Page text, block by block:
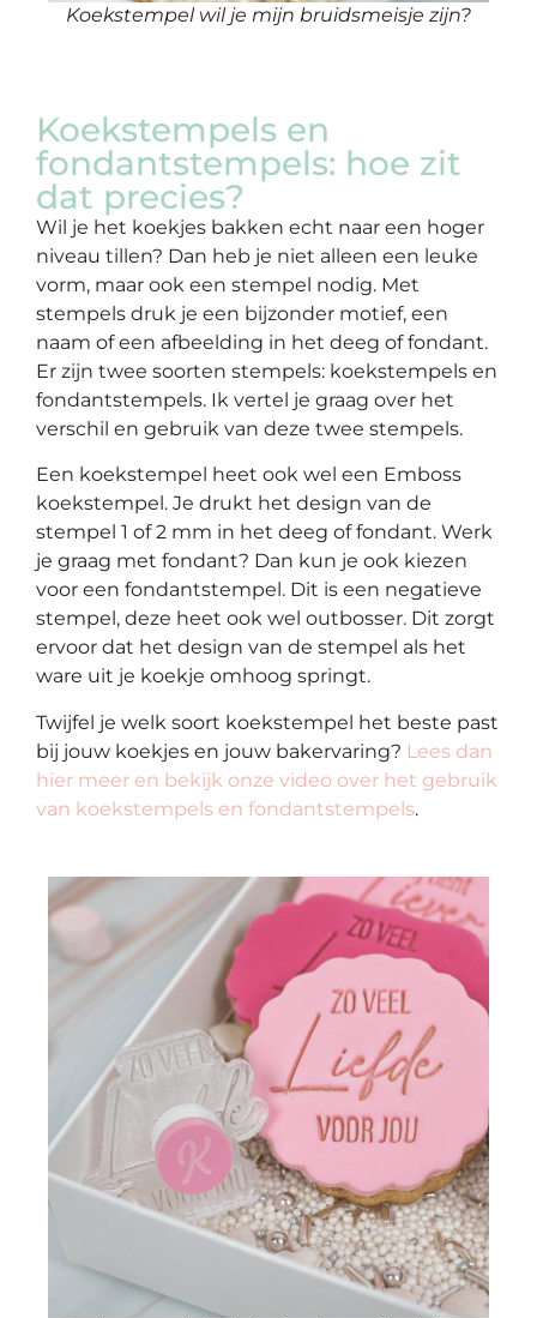
Koekstempel wil je mijn bruidsmeisje zijn?
Koekstempels en
fondantstempels: hoe zit
dat precies?
Wil je het koekjes bakken echt naar een hoger
niveau tillen? Dan heb je niet alleen een leuke
vorm, maar ook een stempel nodig. Met
stempels druk je een bijzonder motief, een
naam of een afbeelding in het deeg of fondant.
Er zijn twee soorten stempels: koekstempels en
fondantstempels. Ik vertel je graag over het
verschil en gebruik van deze twee stempels.
Een koekstempel heet ook wel een Emboss
koekstempel. Je drukt het design van de
stempel 1 of 2 mm in het deeg of fondant. Werk
je graag met fondant? Dan kun je ook kiezen
voor een fondantstempel. Dit is een negatieve
stempel, deze heet ook wel outbosser. Dit zorgt
ervoor dat het design van de stempel als het
ware uit je koekje omhoog springt.
Twijfel je welk soort koekstempel het beste past
bij jouw koekjes en jouw bakervaring? Lees dan
hier meer en bekijk onze video over het gebruik
van koekstempels en fondantstempels.